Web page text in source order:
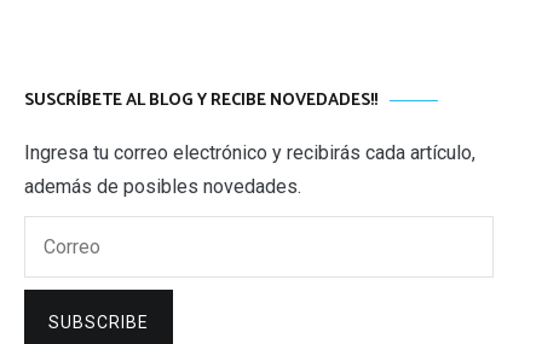
SUSCRÍBETE AL BLOG Y RECIBE NOVEDADES!!
Ingresa tu correo electrónico y recibirás cada artículo,
además de posibles novedades.
SUBSCRIBE